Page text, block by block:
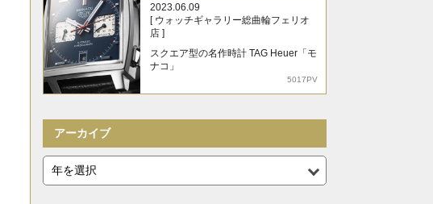
2023.06.09
[ ウォッチギャラリー総曲輪フェリオ
店 ]
スクエア型の名作時計 TAG Heuer「モ
ナコ」
5017PV
アーカイブ